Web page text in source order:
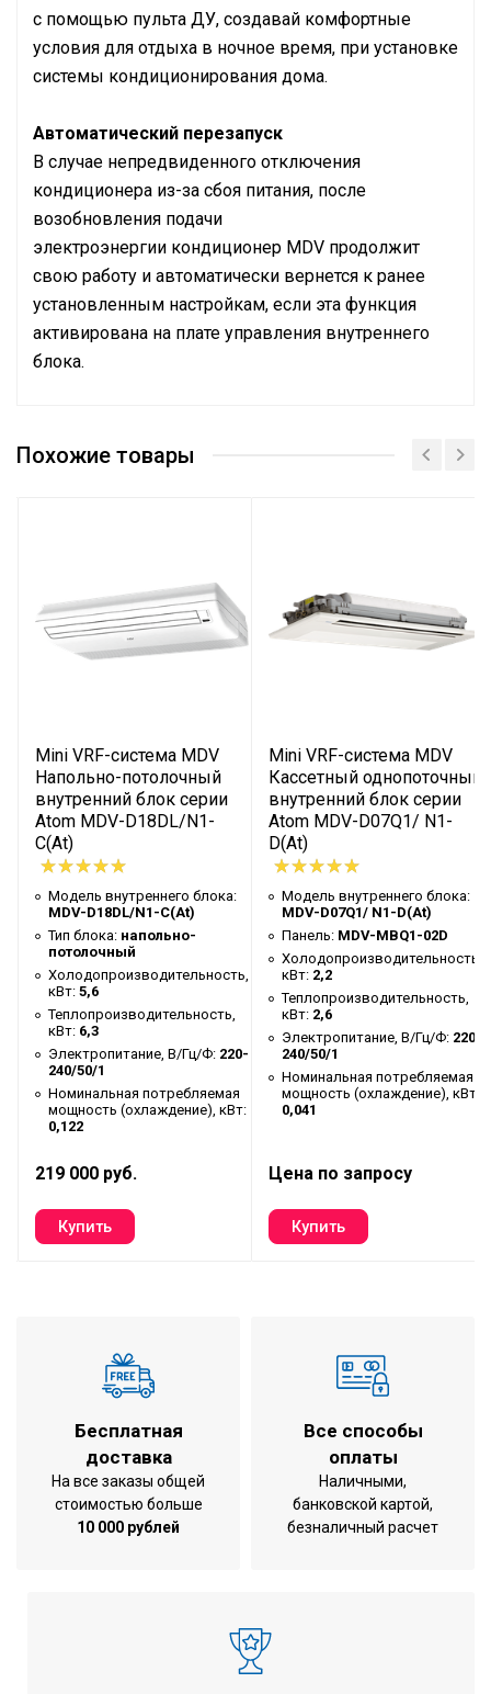
с помощью пульта ДУ, создавай комфортные
условия для отдыха в ночное время, при установке
системы кондиционирования дома.
Автоматический перезапуск
В случае непредвиденного отключения
кондиционера из-за сбоя питания, после
возобновления подачи
электроэнергии кондиционер MDV продолжит
свою работу и автоматически вернется к ранее
установленным настройкам, если эта функция
активирована на плате управления внутреннего
блока.
Модель внутреннего блока
D15T2/N1-
Электропитание, В/Гц/Ф
Номинальная потребляемая
мощность (охлаждение), кВт
0,098
ESP (статическое давление,
номинал)
10
ESP (статическое давление,
диапазон)
Уровень шума, дБ(A)
36/29/26
Тип хладагента
R410A
Диаметр жидкостной трубы, мм
(дюйм)
Диаметр газовой трубы, мм
(дюйм)
12,7(1/2")
Наружный диаметр отвода
дренажа, мм
25
(Ш×В×Г), мм
997×210×500
Размер внутреннего блока в
упаковке (Ш×В×Г), мм
1115×285×525
Похожие товары
Mini VRF-система MDV
Напольно-потолочный
внутренний блок серии
Atom MDV-D18DL/N1-
C(At)
Модель внутреннего блока:
MDV-D18DL/N1-C(At)
Тип блока: напольно-
потолочный
Холодопроизводительность,
кВт: 5,6
Теплопроизводительность,
кВт: 6,3
Электропитание, В/Гц/Ф: 220-
240/50/1
Номинальная потребляемая
мощность (охлаждение), кВт:
0,122
219 000 руб.
Mini VRF-система MDV
Кассетный однопоточный
внутренний блок серии
Atom MDV-D07Q1/ N1-
D(At)
Модель внутреннего блока:
MDV-D07Q1/ N1-D(At)
Панель: MDV-MBQ1-02D
Холодопроизводительность,
кВт: 2,2
Теплопроизводительность,
кВт: 2,6
Электропитание, В/Гц/Ф: 220-
240/50/1
Номинальная потребляемая
мощность (охлаждение), кВт:
0,041
Цена по запросу
Бесплатная
доставка
На все заказы общей
стоимостью больше
10 000 рублей
Все способы
оплаты
Наличными,
банковской картой,
безналичный расчет